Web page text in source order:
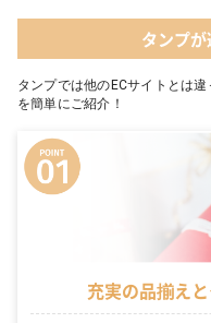
タンプ
タンプでは他のECサイトとは
を簡単にご紹介！
充実の品揃え